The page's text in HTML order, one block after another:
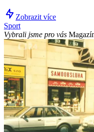
Zobrazit více
Sport
Vybrali jsme pro vás